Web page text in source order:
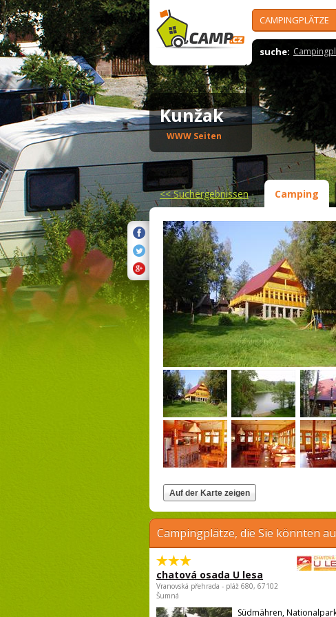
CAMPINGPLÄTZE
suche:
Kunžak
WWW Seiten
<<Suchergebnissen Camping
Campingplätze, die Sie könnten
chatová osada U lesa
Vranovská přehrada - pláž 680, 67102
Šumná
Südmähren,